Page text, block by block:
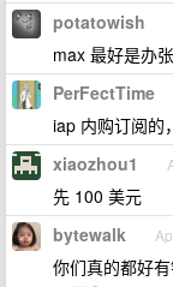
potatowish
max 最好是办
PerFectTime
iap 内购订阅的
xiaozhou1
先 100 美元
bytewalk
你们真的都好